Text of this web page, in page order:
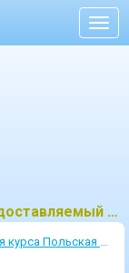
Динамика курса Польская Злота предоставляемый ЦБ
Польская Злота